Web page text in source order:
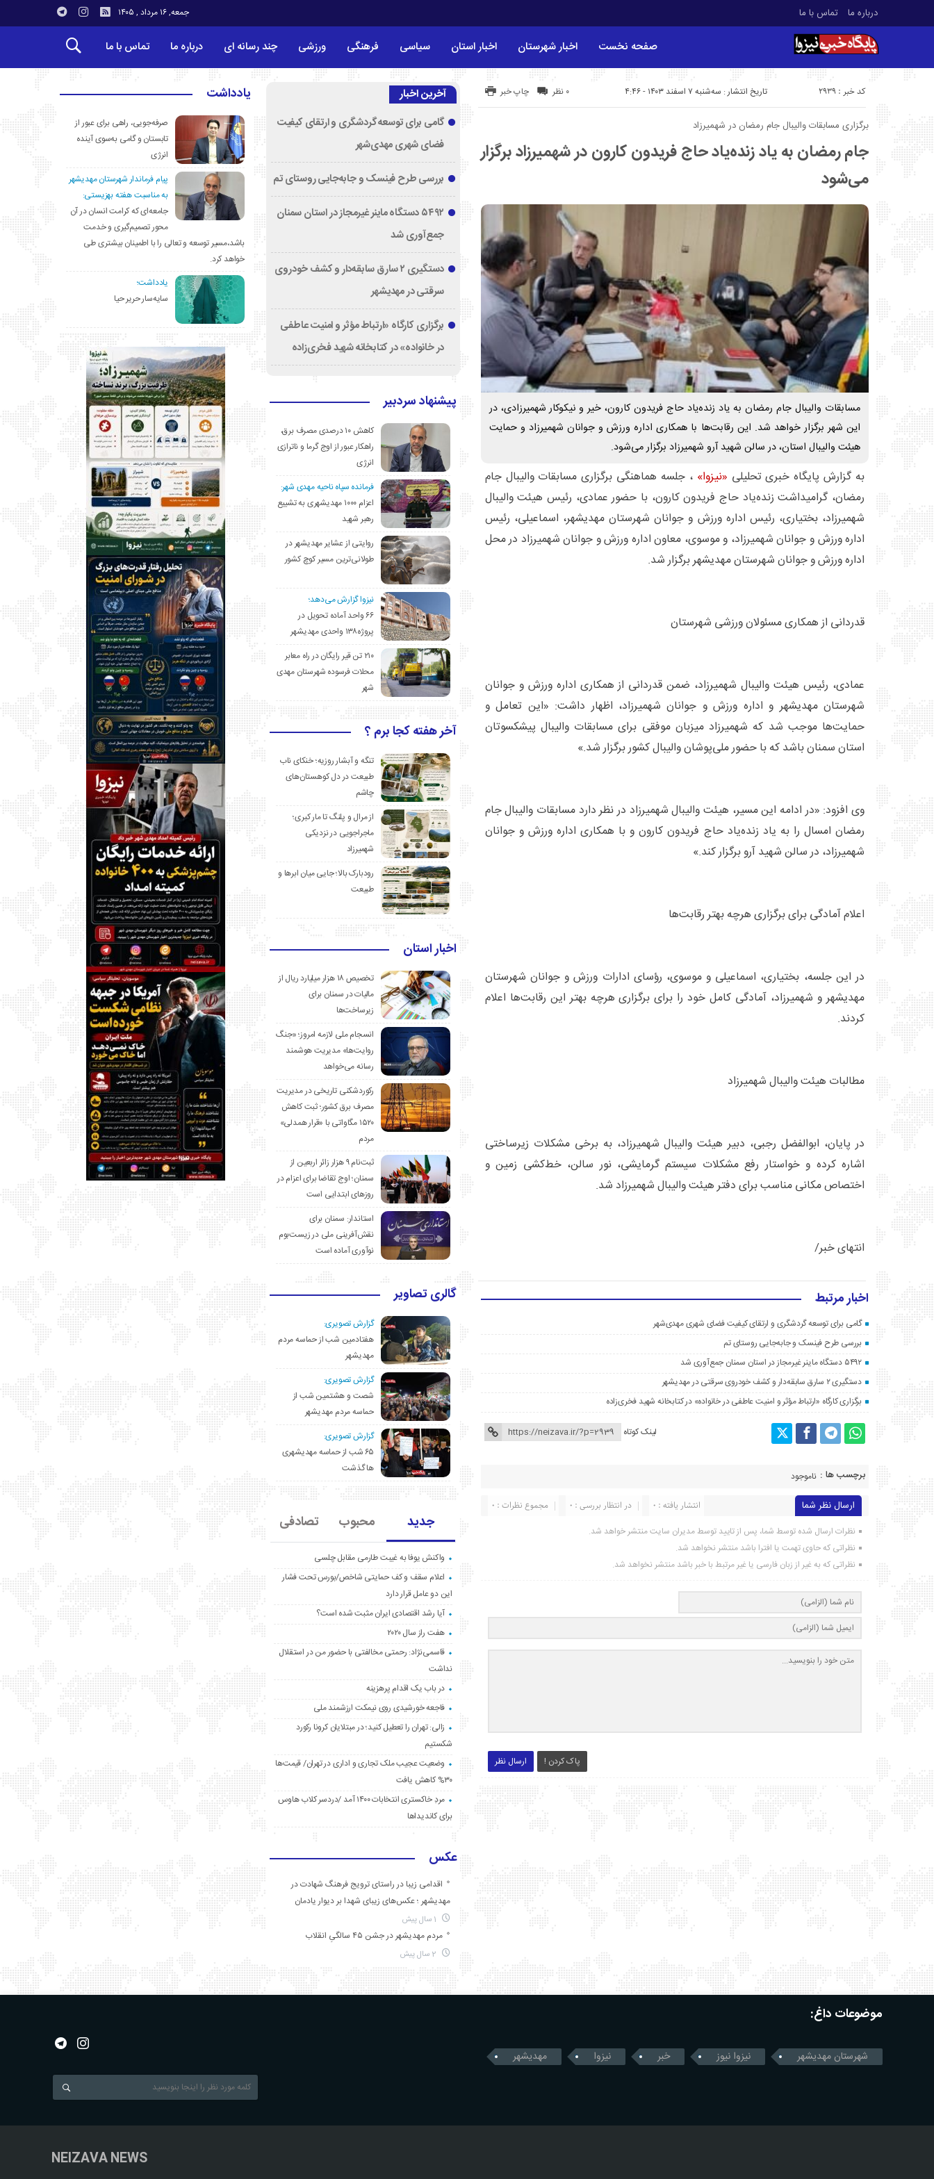
درباره ما تماس با ما جمعه, ۱۶ مرداد , ۱۴۰۵
صفحه نخست اخبار شهرستان اخبار استان سیاسی فرهنگی ورزشی چند رسانه ای درباره ما تماس با ما
تاریخ انتشار : سه‌شنبه ۷ اسفند ۱۴۰۳ - ۴:۴۶ کد خبر : 2939 چاپ خبر ۰ نظر
برگزاری مسابقات والیبال جام رمضان در شهمیرزاد
جام رمضان به یاد زنده‌یاد حاج فریدون کارون در شهمیرزاد برگزار
می‌شود
مسابقات والیبال جام رمضان به یاد زنده‌یاد حاج فریدون کارون، خیر و نیکوکار شهمیرزادی، در
این شهر برگزار خواهد شد. این رقابت‌ها با همکاری اداره ورزش و جوانان شهمیرزاد و حمایت
هیئت والیبال استان، در سالن شهید آرو شهمیرزاد برگزار می‌شود.
به گزارش پایگاه خبری تحلیلی «نیزوا» ، جلسه هماهنگی برگزاری مسابقات والیبال جام
رمضان، گرامیداشت زنده‌یاد حاج فریدون کارون، با حضور عمادی، رئیس هیئت والیبال
شهمیرزاد، بختیاری، رئیس اداره ورزش و جوانان شهرستان مهدیشهر، اسماعیلی، رئیس
اداره ورزش و جوانان شهمیرزاد، و موسوی، معاون اداره ورزش و جوانان شهمیرزاد در محل
اداره ورزش و جوانان شهرستان مهدیشهر برگزار شد.
قدردانی از همکاری مسئولان ورزشی شهرستان
عمادی، رئیس هیئت والیبال شهمیرزاد، ضمن قدردانی از همکاری اداره ورزش و جوانان
شهرستان مهدیشهر و اداره ورزش و جوانان شهمیرزاد، اظهار داشت: «این تعامل و
حمایت‌ها موجب شد که شهمیرزاد میزبان موفقی برای مسابقات والیبال پیشکسوتان
استان سمنان باشد که با حضور ملی‌پوشان والیبال کشور برگزار شد.»
وی افزود: «در ادامه این مسیر، هیئت والیبال شهمیرزاد در نظر دارد مسابقات والیبال جام
رمضان امسال را به یاد زنده‌یاد حاج فریدون کارون و با همکاری اداره ورزش و جوانان
شهمیرزاد، در سالن شهید آرو برگزار کند.»
اعلام آمادگی برای برگزاری هرچه بهتر رقابت‌ها
در این جلسه، بختیاری، اسماعیلی و موسوی، رؤسای ادارات ورزش و جوانان شهرستان
مهدیشهر و شهمیرزاد، آمادگی کامل خود را برای برگزاری هرچه بهتر این رقابت‌ها اعلام
کردند.
مطالبات هیئت والیبال شهمیرزاد
در پایان، ابوالفضل رجبی، دبیر هیئت والیبال شهمیرزاد، به برخی مشکلات زیرساختی
اشاره کرده و خواستار رفع مشکلات سیستم گرمایشی، نور سالن، خط‌کشی زمین و
اختصاص مکانی مناسب برای دفتر هیئت والیبال شهمیرزاد شد.
انتهای خبر/
اخبار مرتبط
گامی برای توسعه گردشگری و ارتقای کیفیت فضای شهری مهدی‌شهر
بررسی طرح فینسک و جابه‌جایی روستای تم
۵۴۹۲ دستگاه ماینر غیرمجاز در استان سمنان جمع‌آوری شد
دستگیری ۲ سارق سابقه‌دار و کشف خودروی سرقتی در مهدیشهر
برگزاری کارگاه «ارتباط مؤثر و امنیت عاطفی در خانواده» در کتابخانه شهید فخری‌زاده
لینک کوتاه
برچسب ها : ناموجود
ارسال نظر شما مجموع نظرات : 0 در انتظار بررسی : 0 انتشار یافته : ۰
نظرات ارسال شده توسط شما، پس از تایید توسط مدیران سایت منتشر خواهد شد.
نظراتی که حاوی تهمت یا افترا باشد منتشر نخواهد شد.
نظراتی که به غیر از زبان فارسی یا غیر مرتبط با خبر باشد منتشر نخواهد شد.
ارسال نظر پاک کردن !
آخرین اخبار
گامی برای توسعه گردشگری و ارتقای کیفیت
فضای شهری مهدی‌شهر
بررسی طرح فینسک و جابه‌جایی روستای تم
۵۴۹۲ دستگاه ماینر غیرمجاز در استان سمنان
جمع‌آوری شد
دستگیری ۲ سارق سابقه‌دار و کشف خودروی
سرقتی در مهدیشهر
برگزاری کارگاه «ارتباط مؤثر و امنیت عاطفی
در خانواده» در کتابخانه شهید فخری‌زاده
پیشنهاد سردبیر
کاهش ۱۰ درصدی مصرف برق،
راهکار عبور از اوج گرما و ناترازی
انرژی
فرمانده سپاه ناحیه مهدی شهر:
اعزام ۱۰۰۰ مهدیشهری به تشییع
رهبر شهید
روایتی از عشایر مهدیشهر در
طولانی‌ترین مسیر کوچ کشور
نیزوا گزارش می‌دهد؛
۶۶ واحد آماده تحویل در
پروژه۱۳۸ واحدی مهدیشهر
۲۱۰ تن قیر رایگان در راه معابر
محلات فرسوده شهرستان مهدی
شهر
آخر هفته کجا برم ؟
تنگه و آبشار روزیه؛ خنکای ناب
طبیعت در دل کوهستان‌های
چاشم
از مرال و پلنگ تا مار کبری؛
ماجراجویی در نزدیکی
شهمیرزاد
رودبارک بالا؛ جایی میان ابرها و
طبیعت
اخبار استان
تخصیص ۱۸ هزار میلیارد ریال از
مالیات در سمنان برای
زیرساخت‌ها
انسجام ملی لازمه امروز؛ «جنگ
روایت‌ها» مدیریت هوشمند
رسانه می‌خواهد
رکوردشکنی تاریخی در مدیریت
مصرف برق کشور؛ ثبت کاهش
۱۵۲۰ مگاواتی با «قرار همدلی»
مردم
ثبت‌نام ۹ هزار زائر اربعین از
سمنان؛ اوج تقاضا برای اعزام در
روزهای ابتدایی است
استاندار: سمنان برای
نقش‌آفرینی ملی در زیست‌بوم
نوآوری آماده است
گالری تصاویر
گزارش تصویری:
هفتادمین شب از حماسه مردم
مهدیشهر
گزارش تصویری:
شصت و هشتمین شب از
حماسه مردم مهدیشهر
گزارش تصویری:
۶۵ شب از حماسه مهدیشهری
ها گذشت
جدید محبوب تصادفی
واکنش یوفا به غیبت طارمی مقابل چلسی
اعلام سقف و کف حمایتی شاخص/بورس تحت فشار
این دو عامل قرار دارد
آیا رشد اقتصادی ایران مثبت شده است؟
هفت راز سال ۲۰۲۰
قاسمی‌نژاد: رحمتی مخالفتی با حضور من در استقلال
نداشت
در باب یک اقدام پرهزینه
فاجعه خورشیدی روی نیمکت ارزشمند ملی
زالی: تهران را تعطیل کنید؛ در مبتلایان کرونا رکورد
شکستیم
وضعیت عجیب ملک تجاری و اداری در تهران/ قیمت‌ها
۳۰% کاهش یافت
مردِ خاکستری انتخابات ۱۴۰۰ آمد /دردسر کلاب هاوس
برای کاندیداها
عکس
اقدامی زیبا در راستای ترویج فرهنگ شهادت در
مهدیشهر ؛ عکس‌های زیبای شهدا بر دیوار یادمان
مردم مهدیشهر در جشن ۴۵ سالگیِ انقلاب
یادداشت
صرفه‌جویی، راهی برای عبور از
تابستان و گامی به‌سوی آینده
انرژی
پیام فرماندار شهرستان مهدیشهر
به مناسبت هفته بهزیستی:
جامعه‌ای که کرامت انسان در آن
محور تصمیم‌گیری و خدمت
باشد،مسیر توسعه و تعالی را با اطمینان بیشتری طی
خواهد کرد.
یادداشت؛
سایه‌سار حریر حیا
موضوعات داغ:
شهرستان مهدیشهر نیزوا نیوز خبر نیزوا مهدیشهر
NEIZAVA NEWS